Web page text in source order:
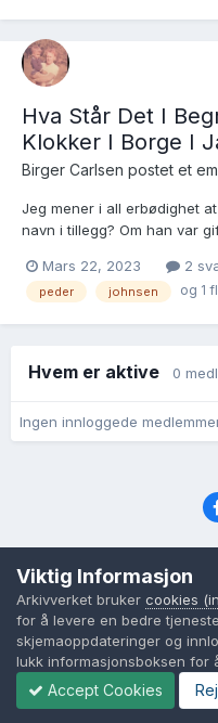
Hva Står Det I
Klokker I Borge I
Birger Carlsen postet et
Jeg mener i all erbødighet
navn i tillegg? Om han var
hun 68. (tror jeg) Brukslenke
https://www.digitalarkivet.no/
Mars 22, 2023 2
peder johnsen og 1
Hvem er aktive 0
Ingen innloggede
Cookies
Powered
Viktig Informasjon
Arkivverket bruker cookies
for å levere en bedre
skjemaoppdateringer og
lukk informasjonsboksen for
Accept Cookies